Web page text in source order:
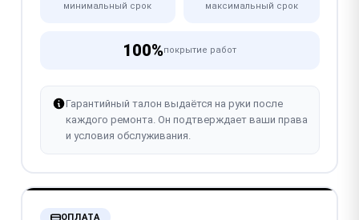
минимальный срок максимальный срок
100%покрытие работ
Гарантийный талон выдаётся на руки после
каждого ремонта. Он подтверждает ваши права
и условия обслуживания.
ОПЛАТА